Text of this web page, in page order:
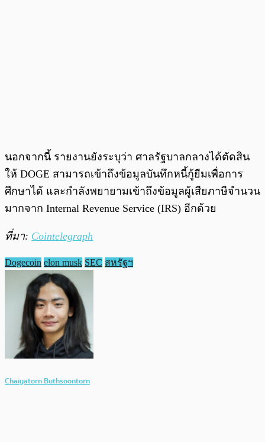
นอกจากนี้ รายงานยังระบุว่า ศาลรัฐบาลกลางได้ตัดสิน
ให้ DOGE สามารถเข้าถึงข้อมูลบันทึกหนี้กู้ยืมเพื่อการ
ศึกษาได้ และกำลังพยายามเข้าถึงข้อมูลผู้เสียภาษีจำนวน
มากจาก Internal Revenue Service (IRS) อีกด้วย
ที่มา: Cointelegraph
Dogecoin elon musk SEC สหรัฐฯ
Chaiyatorn Buthsoontorn